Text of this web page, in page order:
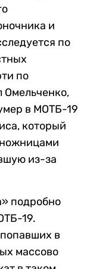
и
по
по
Омельченко,
в МОТБ-19
который
из-за
подробно
19.
в
массово